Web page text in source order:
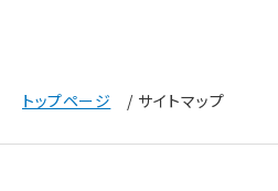
トップページ サイトマップ